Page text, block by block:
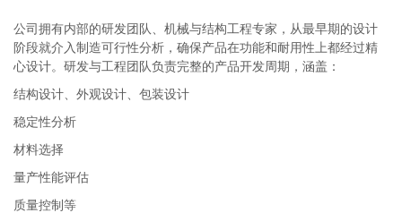
公司拥有内部的研发团队、机械与结构工程专家，从最早期的设计
阶段就介入制造可行性分析，确保产品在功能和耐用性上都经过精
心设计。研发与工程团队负责完整的产品开发周期，涵盖：
结构设计、外观设计、包装设计
稳定性分析
材料选择
量产性能评估
质量控制等